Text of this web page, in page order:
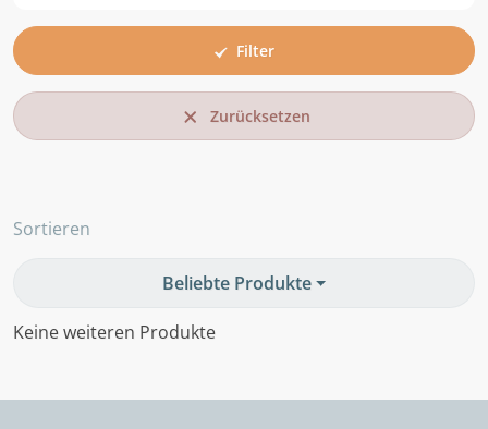
Filter
Zurücksetzen
Sortieren
Beliebte Produkte
Keine weiteren Produkte